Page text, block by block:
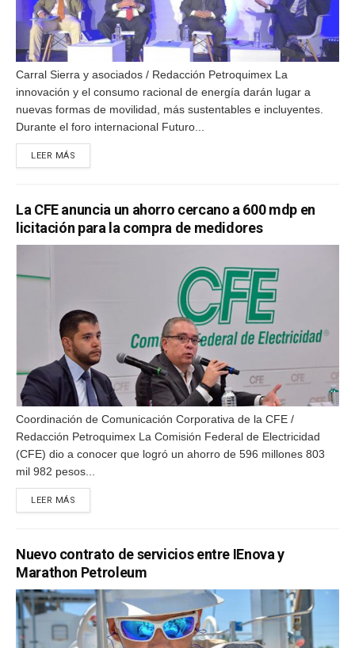
Carral Sierra y asociados / Redacción Petroquimex La
innovación y el consumo racional de energía darán lugar a
nuevas formas de movilidad, más sustentables e incluyentes.
Durante el foro internacional Futuro...
LEER MÁS
La CFE anuncia un ahorro cercano a 600 mdp en
licitación para la compra de medidores
Coordinación de Comunicación Corporativa de la CFE /
Redacción Petroquimex La Comisión Federal de Electricidad
(CFE) dio a conocer que logró un ahorro de 596 millones 803
mil 982 pesos...
LEER MÁS
Nuevo contrato de servicios entre IEnova y
Marathon Petroleum